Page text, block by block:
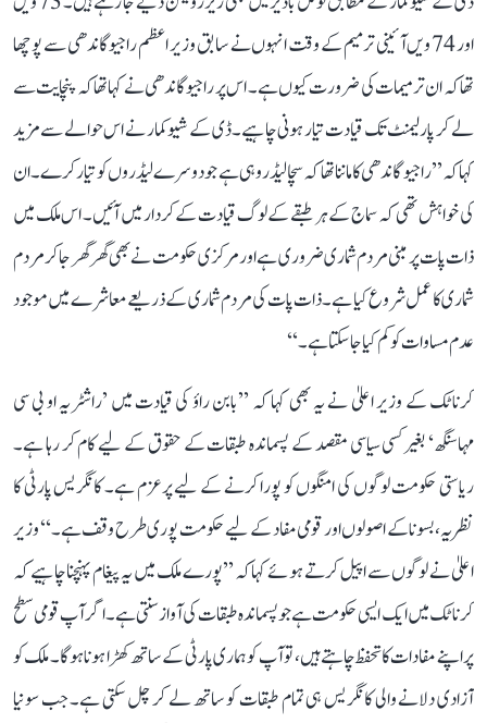
اور 74 ویں آئینی ترمیم کے وقت انہوں نے سابق وزیر اعظم راجیو گاندھی سے پوچھا
تھا کہ ان ترمیمات کی ضرورت کیوں ہے۔ اس پر راجیو گاندھی نے کہا تھا کہ پنچایت سے
لے کر پارلیمنٹ تک قیادت تیار ہونی چاہیے۔ ڈی کے شیوکمار نے اس حوالے سے مزید
کہا کہ ’’راجیو گاندھی کا ماننا تھا کہ سچا لیڈر وہی ہے جو دوسرے لیڈروں کو تیار کرے۔ ان
کی خواہش تھی کہ سماج کے ہر طبقے کے لوگ قیادت کے کردار میں آئیں۔ اس ملک میں
ذات پات پر مبنی مردم شماری ضروری ہے اور مرکزی حکومت نے بھی گھر گھر جا کر مردم
شماری کا عمل شروع کیا ہے۔ ذات پات کی مردم شماری کے ذریعے معاشرے میں موجود
عدم مساوات کو کم کیا جا سکتا ہے۔‘‘
کرناٹک کے وزیر اعلیٰ نے یہ بھی کہا کہ ’’بابن راؤ کی قیادت میں ’راشٹریہ او بی سی
مہاسنگھ‘ بغیر کسی سیاسی مقصد کے پسماندہ طبقات کے حقوق کے لیے کام کر رہا ہے۔
ریاستی حکومت لوگوں کی امنگوں کو پورا کرنے کے لیے پرعزم ہے۔ کانگریس پارٹی کا
نظریہ، بسونا کے اصولوں اور قومی مفاد کے لیے حکومت پوری طرح وقف ہے۔‘‘ وزیر
اعلیٰ نے لوگوں سے اپیل کرتے ہوئے کہا کہ ’’پورے ملک میں یہ پیغام پہنچنا چاہیے کہ
کرناٹک میں ایک ایسی حکومت ہے جو پسماندہ طبقات کی آواز سنتی ہے۔ اگر آپ قومی سطح
پر اپنے مفادات کا تحفظ چاہتے ہیں، تو آپ کو ہماری پارٹی کے ساتھ کھڑا ہونا ہوگا۔ ملک کو
آزادی دلانے والی کانگریس ہی تمام طبقات کو ساتھ لے کر چل سکتی ہے۔ جب سونیا